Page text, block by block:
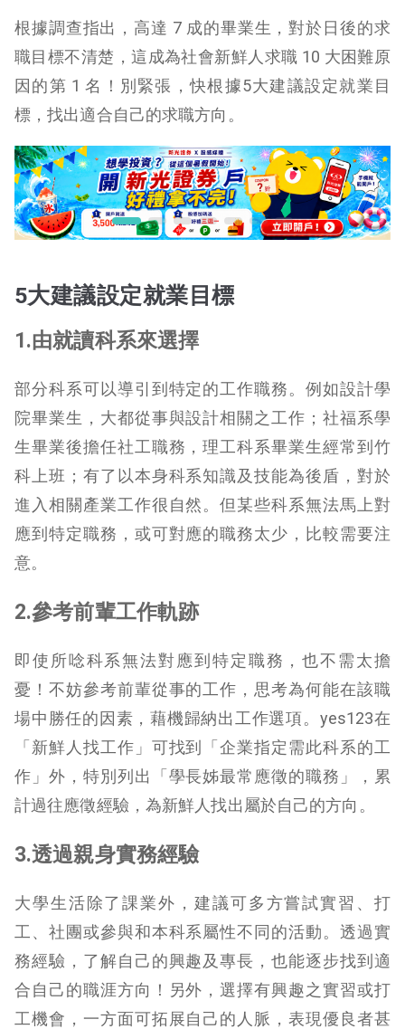
根據調查指出，高達 7 成的畢業生，對於日後的求
職目標不清楚，這成為社會新鮮人求職 10 大困難原
因的第 1 名！別緊張，快根據5大建議設定就業目
標，找出適合自己的求職方向。
5大建議設定就業目標
1.由就讀科系來選擇
部分科系可以導引到特定的工作職務。例如設計學
院畢業生，大都從事與設計相關之工作；社福系學
生畢業後擔任社工職務，理工科系畢業生經常到竹
科上班；有了以本身科系知識及技能為後盾，對於
進入相關產業工作很自然。但某些科系無法馬上對
應到特定職務，或可對應的職務太少，比較需要注
意。
2.參考前輩工作軌跡
即使所唸科系無法對應到特定職務，也不需太擔
憂！不妨參考前輩從事的工作，思考為何能在該職
場中勝任的因素，藉機歸納出工作選項。yes123在
「新鮮人找工作」可找到「企業指定需此科系的工
作」外，特別列出「學長姊最常應徵的職務」，累
計過往應徵經驗，為新鮮人找出屬於自己的方向。
3.透過親身實務經驗
大學生活除了課業外，建議可多方嘗試實習、打
工、社團或參與和本科系屬性不同的活動。透過實
務經驗，了解自己的興趣及專長，也能逐步找到適
合自己的職涯方向！另外，選擇有興趣之實習或打
工機會，一方面可拓展自己的人脈，表現優良者甚